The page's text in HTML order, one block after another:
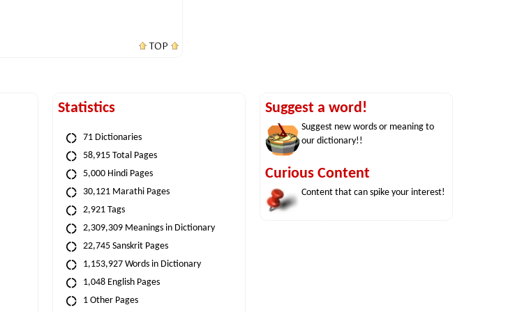
TOP
Statistics
71 Dictionaries
58,915 Total Pages
5,000 Hindi Pages
30,121 Marathi Pages
2,921 Tags
2,309,309 Meanings in Dictionary
22,745 Sanskrit Pages
1,153,927 Words in Dictionary
1,048 English Pages
1 Other Pages
Suggest a word!
Suggest new words or meaning to
our dictionary!!
Curious Content
Content that can spike your interest!